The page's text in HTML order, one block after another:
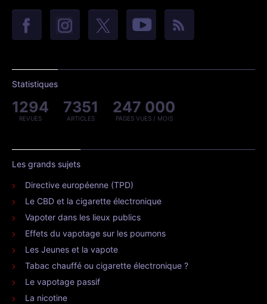
Statistiques
1294
REVUES
7351
ARTICLES
247 000
PAGES VUES / MOIS
Les grands sujets
Directive européenne (TPD)
Le CBD et la cigarette électronique
Vapoter dans les lieux publics
Effets du vapotage sur les poumons
Les Jeunes et la vapote
Tabac chauffé ou cigarette électronique ?
Le vapotage passif
La nicotine